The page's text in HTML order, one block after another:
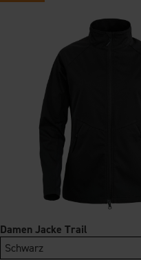
Damen Jacke Trail
Schwarz